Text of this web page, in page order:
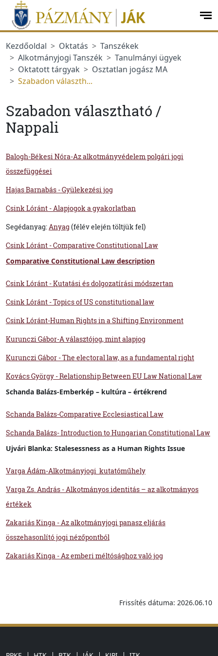
Ugrás a menüre
Ugrás a tartalomra
Kezdőoldal
Oktatás
Tanszékek
Alkotmányjogi Tanszék
Tanulmányi ügyek
Oktatott tárgyak
Osztatlan jogász MA
Szabadon választh...
Szabadon választható /
Nappali
Balogh-Békesi Nóra-Az alkotmányvédelem polgári jogi
összefüggései
Hajas Barnabás - Gyülekezési jog
Csink Lóránt - Alapjogok a gyakorlatban
Segédanyag:Anyag (félév elején töltjük fel)
Csink Lóránt - Comparative Constitutional Law
Comparative Constitutional Law description
Csink Lóránt - Kutatási és dolgozatírási módszertan
Csink Lóránt - Topics of US constitutional law
Csink Lóránt-Human Rights in a Shifting Environment
Kurunczi Gábor-A választójog, mint alapjog
Kurunczi Gábor - The electoral law, as a fundamental right
Kovács György - Relationship Between EU Law National Law
Schanda Balázs-Emberkép – kultúra – értékrend
Schanda Balázs-Comparative Ecclesiastical Law
Schanda Balázs- Introduction to Hungarian Constitutional Law
Ujvári Blanka: Stalesessness as a Human Rights Issue
Varga Ádám-Alkotmányjogi kutatóműhely
Varga Zs. András - Alkotmányos identitás – az alkotmányos
értékek
Zakariás Kinga - Az alkotmányjogi panasz eljárás
összehasonlító jogi nézőpontból
Zakariás Kinga - Az emberi méltósághoz való jog
Frissítés dátuma: 2026.06.10